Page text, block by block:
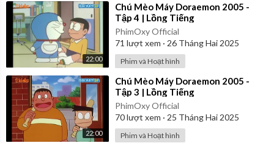
22:00
⁣Chú Mèo Máy Doraemon 2005 -
Tập 4 | Lồng Tiếng
PhimOxy Official
71 lượt xem · 26 Tháng Hai 2025
Phim và Hoạt hình
22:00
⁣Chú Mèo Máy Doraemon 2005 -
Tập 3 | Lồng Tiếng
PhimOxy Official
70lượt xem · 25 Tháng Hai 2025
Phim và Hoạt hình